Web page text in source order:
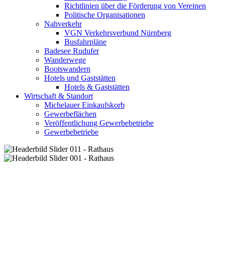
Richtlinien über die Förderung von Vereinen
Politische Organisationen
Nahverkehr
VGN Verkehrsverbund Nürnberg
Busfahrpläne
Badesee Rudufer
Wanderwege
Bootswandern
Hotels und Gaststätten
Hotels & Gaststätten
Wirtschaft & Standort
Michelauer Einkaufskorb
Gewerbeflächen
Veröffentlichung Gewerbebetriebe
Gewerbebetriebe